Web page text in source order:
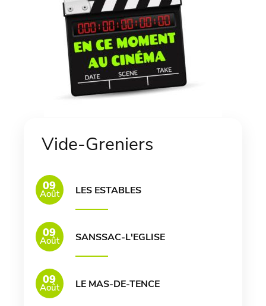
Vide-Greniers
09
Août LES ESTABLES
09
Août SANSSAC-L'EGLISE
09
Août LE MAS-DE-TENCE